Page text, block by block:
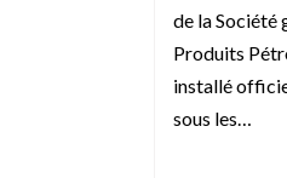
de la Société
Produits
installé
sous les…